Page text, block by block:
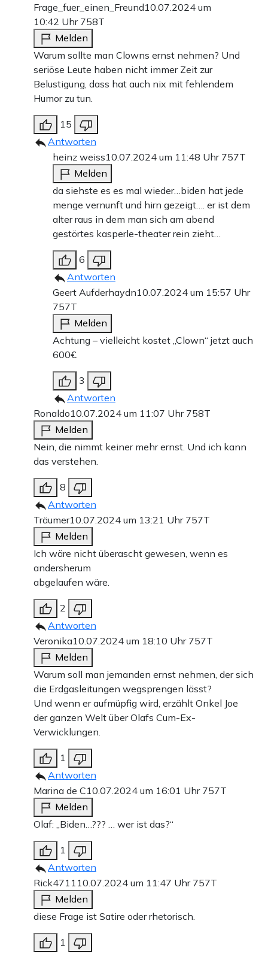
Frage_fuer_einen_Freund10.07.2024 um
10:42 Uhr 758T
Melden
Warum sollte man Clowns ernst nehmen? Und
seriöse Leute haben nicht immer Zeit zur
Belustigung, dass hat auch nix mit fehlendem
Humor zu tun.
15
Antworten
heinz weiss10.07.2024 um 11:48 Uhr 757T
Melden
da siehste es es mal wieder…biden hat jede
menge vernunft und hirn gezeigt…. er ist dem
alter raus in dem man sich am abend
gestörtes kasperle-theater rein zieht…
6
Antworten
Geert Aufderhaydn10.07.2024 um 15:57 Uhr
757T
Melden
Achtung – vielleicht kostet „Clown“ jetzt auch
600€.
3
Antworten
Ronaldo10.07.2024 um 11:07 Uhr 758T
Melden
Nein, die nimmt keiner mehr ernst. Und ich kann
das verstehen.
8
Antworten
Träumer10.07.2024 um 13:21 Uhr 757T
Melden
Ich wäre nicht überascht gewesen, wenn es
andersherum
abgelaufen wäre.
2
Antworten
Veronika10.07.2024 um 18:10 Uhr 757T
Melden
Warum soll man jemanden ernst nehmen, der sich
die Erdgasleitungen wegsprengen lässt?
Und wenn er aufmüpfig wird, erzählt Onkel Joe
der ganzen Welt über Olafs Cum-Ex-
Verwicklungen.
1
Antworten
Marina de C10.07.2024 um 16:01 Uhr 757T
Melden
Olaf: „Biden…??? … wer ist das?“
1
Antworten
Rick4711 10.07.2024 um 11:47 Uhr 757T
Melden
diese Frage ist Satire oder rhetorisch.
1